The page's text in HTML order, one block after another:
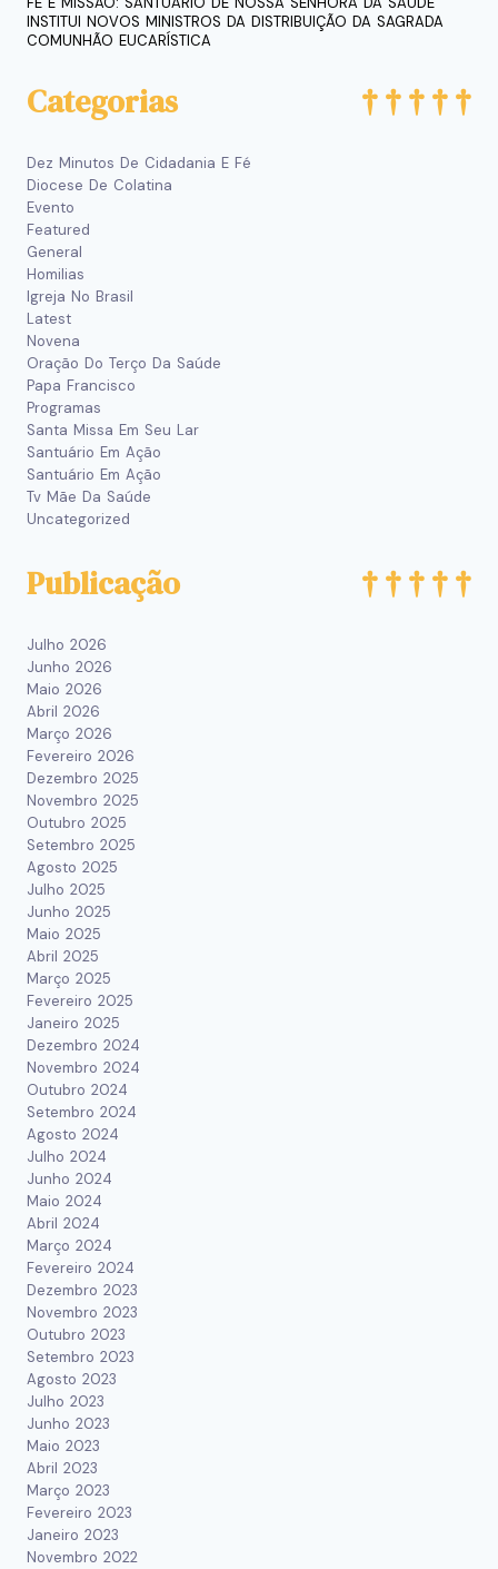
INSTITUI NOVOS MINISTROS DA DISTRIBUIÇÃO DA SAGRADA
COMUNHÃO EUCARÍSTICA
Categorias
Dez Minutos De Cidadania E Fé
Diocese De Colatina
Evento
Featured
General
Homilias
Igreja No Brasil
Latest
Novena
Oração Do Terço Da Saúde
Papa Francisco
Programas
Santa Missa Em Seu Lar
Santuário Em Ação
Santuário Em Ação
Tv Mãe Da Saúde
Uncategorized
Publicação
Julho 2026
Junho 2026
Maio 2026
Abril 2026
Março 2026
Fevereiro 2026
Dezembro 2025
Novembro 2025
Outubro 2025
Setembro 2025
Agosto 2025
Julho 2025
Junho 2025
Maio 2025
Abril 2025
Março 2025
Fevereiro 2025
Janeiro 2025
Dezembro 2024
Novembro 2024
Outubro 2024
Setembro 2024
Agosto 2024
Julho 2024
Junho 2024
Maio 2024
Abril 2024
Março 2024
Fevereiro 2024
Dezembro 2023
Novembro 2023
Outubro 2023
Setembro 2023
Agosto 2023
Julho 2023
Junho 2023
Maio 2023
Abril 2023
Março 2023
Fevereiro 2023
Janeiro 2023
Novembro 2022